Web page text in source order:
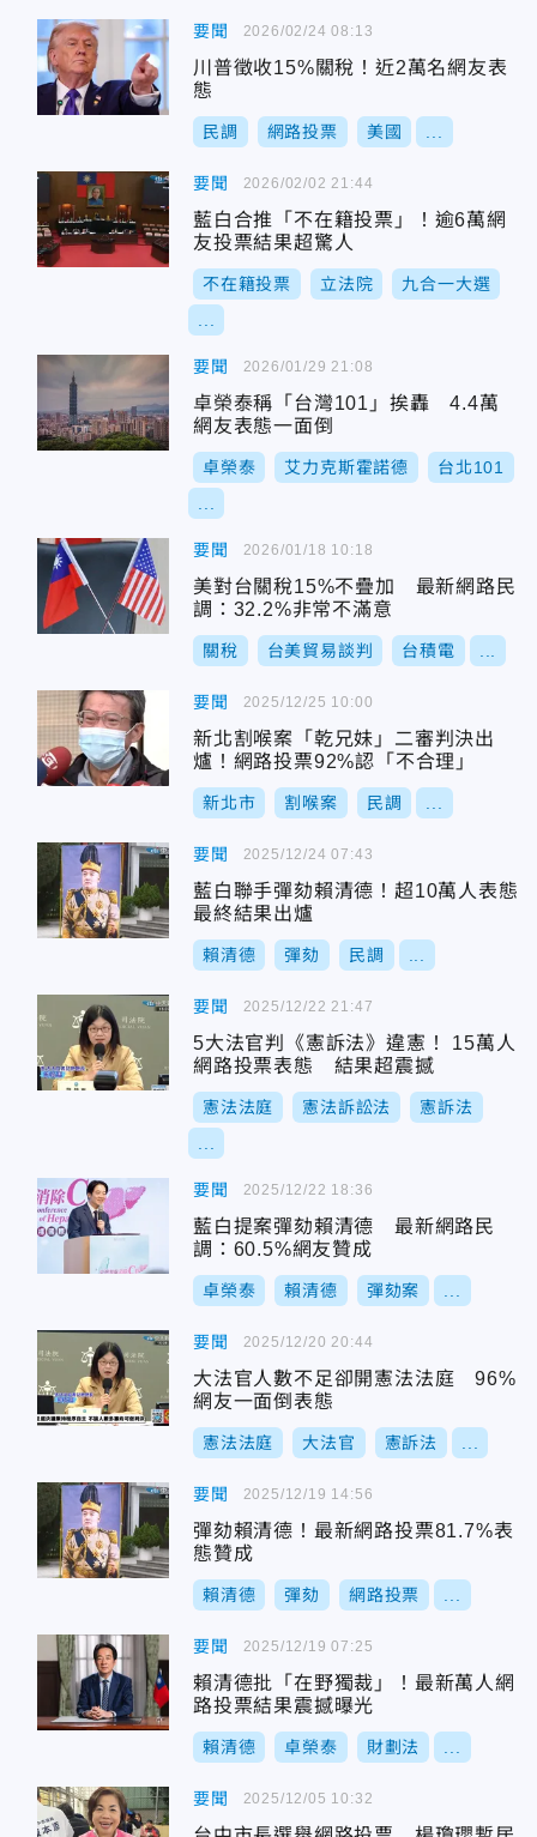
要聞
川普徵收15%關稅！近2萬名網友表
態
民調 網路投票 美國
2026/02/24 08:13
要聞
藍白合推「不在籍投票」！逾6萬網
友投票結果超驚人
不在籍投票 立法院 九合一大選
2026/02/02 21:44
要聞
卓榮泰稱「台灣101」挨轟 4.4萬
網友表態一面倒
卓榮泰 艾力克斯霍諾德 台北101
2026/01/29 21:08
要聞
美對台關稅15%不疊加 最新網路民
調：32.2%非常不滿意
關稅 台美貿易談判 台積電
2026/01/18 10:18
要聞
新北割喉案「乾兄妹」二審判決出
爐！網路投票92%認「不合理」
新北市 割喉案 民調
2025/12/25 10:00
要聞
藍白聯手彈劾賴清德！超10萬人表態
最終結果出爐
賴清德 彈劾 民調
2025/12/24 07:43
要聞
5大法官判《憲訴法》違憲！ 15萬人
網路投票表態 結果超震撼
憲法法庭 憲法訴訟法 憲訴法
2025/12/22 21:47
要聞
藍白提案彈劾賴清德 最新網路民
調：60.5%網友贊成
卓榮泰 賴清德 彈劾案
2025/12/22 18:36
要聞
大法官人數不足卻開憲法法庭 96%
網友一面倒表態
憲法法庭 大法官 憲訴法
2025/12/20 20:44
要聞
彈劾賴清德！最新網路投票81.7%表
態贊成
賴清德 彈劾 網路投票
2025/12/19 14:56
要聞
賴清德批「在野獨裁」！最新萬人網
路投票結果震撼曝光
賴清德 卓榮泰 財劃法
2025/12/19 07:25
要聞 2025/12/05 10:32